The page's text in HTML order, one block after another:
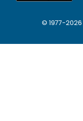
© 1977-2026